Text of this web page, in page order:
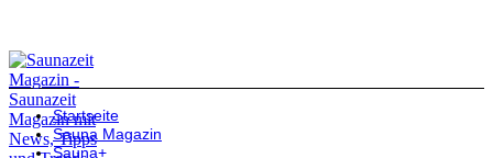
Startseite
Sauna Magazin
Sauna+